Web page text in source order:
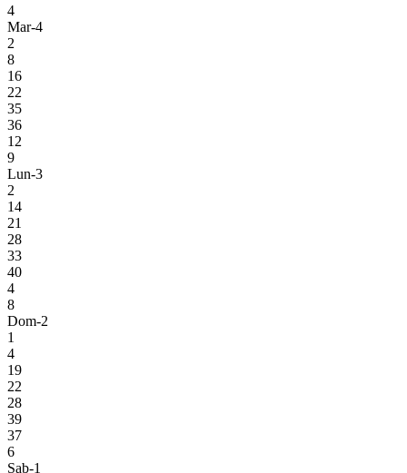
4
Mar-4
2
8
16
22
35
36
12
9
Lun-3
2
14
21
28
33
40
4
8
Dom-2
1
4
19
22
28
39
37
6
Sab-1